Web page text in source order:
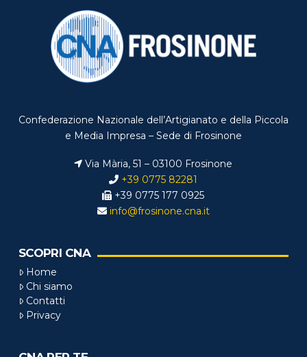
Confederazione Nazionale dell’Artigianato e della Piccola
e Media Impresa – Sede di Frosinone
Via Mària, 51 – 03100 Frosinone
+39 0775 82281
+39 0775 177 0925
info@frosinone.cna.it
SCOPRI CNA
Home
Chi siamo
Contatti
Privacy